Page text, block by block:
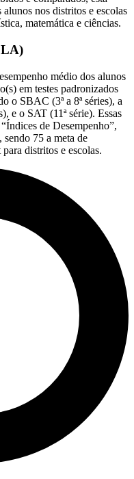
nos distritos e escolas
matemática e ciências.
médio dos alunos
em testes padronizados
o SBAC (3ª a 8ª séries), a
e o SAT (11ª série). Essas
de Desempenho”,
sendo 75 a meta de
distritos e escolas.